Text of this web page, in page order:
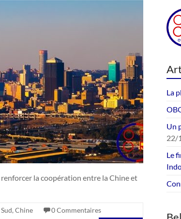
la coopération entre la Chine et
, Chine
0 Commentaires
La
Un
22/
Le